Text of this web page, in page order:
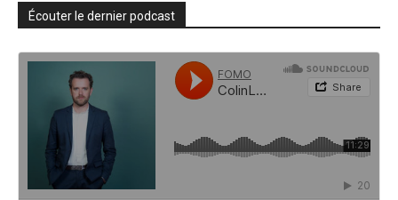
Écouter le dernier podcast